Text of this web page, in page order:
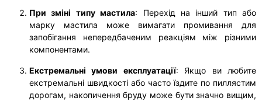
При зміні типу мастила: Перехід на інший тип або
марку мастила може вимагати промивання для
запобігання непередбаченим реакціям між різними
компонентами.
Екстремальні умови експлуатації: Якщо ви любите
екстремальні швидкості або часто їздите по пиллястим
дорогам, накопичення бруду може бути значно вищим,